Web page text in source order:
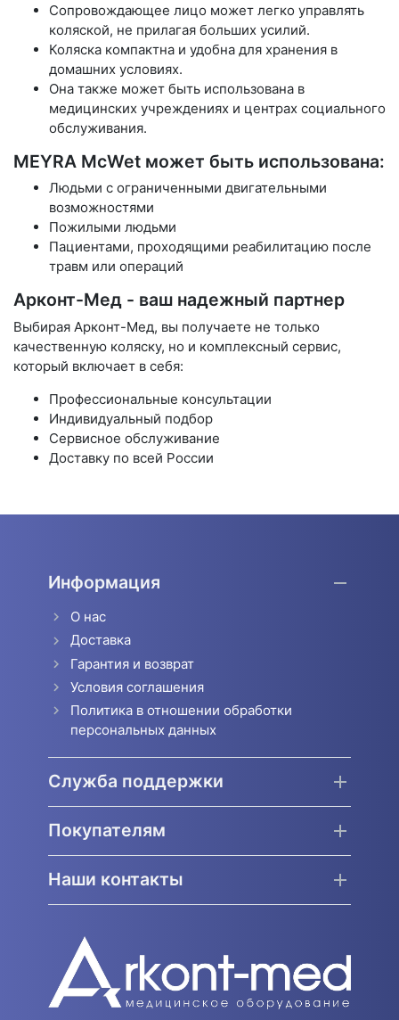
Сопровождающее лицо может легко управлять
коляской, не прилагая больших усилий.
Коляска компактна и удобна для хранения в
домашних условиях.
Она также может быть использована в
медицинских учреждениях и центрах социального
обслуживания.
MEYRA McWet может быть использована:
Людьми с ограниченными двигательными
возможностями
Пожилыми людьми
Пациентами, проходящими реабилитацию после
травм или операций
Арконт-Мед - ваш надежный партнер
Выбирая Арконт-Мед, вы получаете не только
качественную коляску, но и комплексный сервис,
который включает в себя:
Профессиональные консультации
Индивидуальный подбор
Сервисное обслуживание
Доставку по всей России
Информация
О нас
Доставка
Гарантия и возврат
Условия соглашения
Политика в отношении обработки
персональных данных
Служба поддержки
Покупателям
Наши контакты